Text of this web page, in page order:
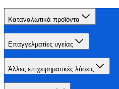
Καταναλωτικά προϊόντα
Επαγγελματίες υγείας
Άλλες επιχειρηματικές λύσεις